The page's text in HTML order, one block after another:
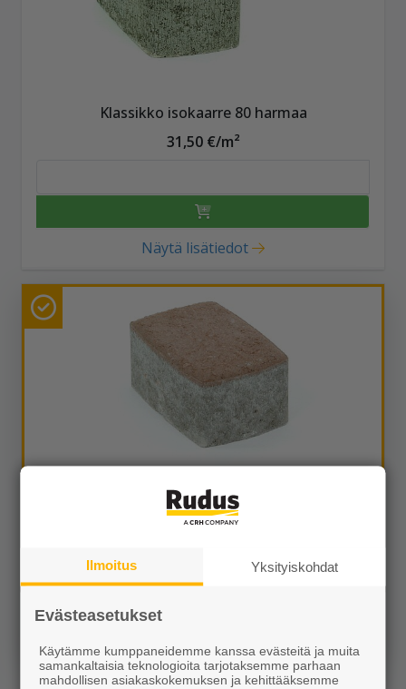
Klassikko isokaarre 80 harmaa
31,50 €/m²
Näytä lisätiedot
Klassikkokivi 172x115x80 hiekanruskea
29,99 €/m²
Ilmoitus Yksityiskohdat
Evästeasetukset
Käytämme kumppaneidemme kanssa evästeitä ja muita
samankaltaisia teknologioita tarjotaksemme parhaan
mahdollisen asiakaskokemuksen ja kehittääksemme